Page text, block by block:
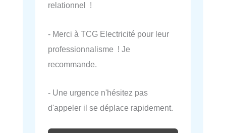
relationnel !
- Merci à TCG Electricité pour leur
professionnalisme ! Je
recommande.
- Une urgence n'hésitez pas
d'appeler il se déplace rapidement.